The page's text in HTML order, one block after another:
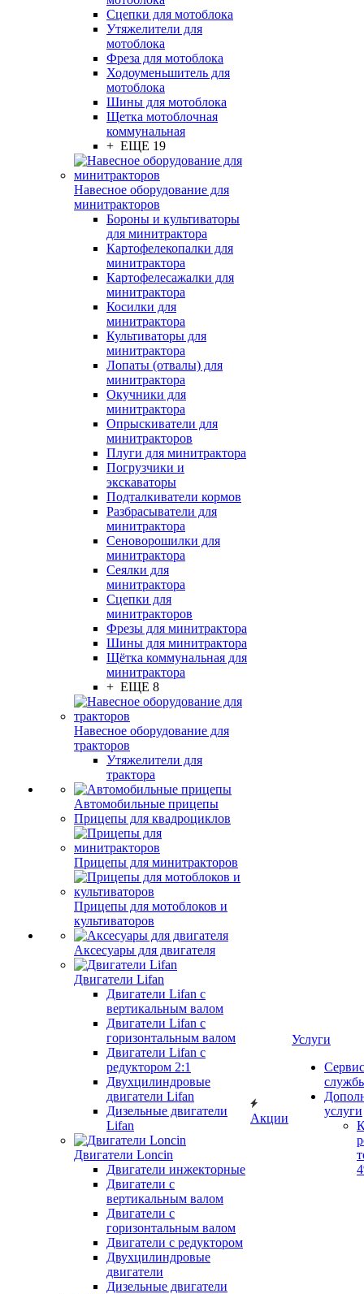
Сцепки для мотоблока
Утяжелители для
мотоблока
Фреза для мотоблока
Ходоуменьшитель для
мотоблока
Шины для мотоблока
Щетка мотоблочная
коммунальная
+ ЕЩЕ 19
Навесное оборудование для
минитракторов
Бороны и культиваторы
для минитрактора
Картофелекопалки для
минитрактора
Картофелесажалки для
минитрактора
Косилки для
минитрактора
Культиваторы для
минитрактора
Лопаты (отвалы) для
минитрактора
Окучники для
минитрактора
Опрыскиватели для
минитракторов
Плуги для минитрактора
Погрузчики и
экскаваторы
Подталкиватели кормов
Разбрасыватели для
минитрактора
Сеноворошилки для
минитрактора
Сеялки для
минитрактора
Сцепки для
минитракторов
Фрезы для минитрактора
Шины для минитрактора
Щётка коммунальная для
минитрактора
+ ЕЩЕ 8
Навесное оборудование для
тракторов
Утяжелители для
трактора
Автомобильные прицепы
Прицепы для квадроциклов
Прицепы для минитракторов
Прицепы для мотоблоков и
культиваторов
Аксесуары для двигателя
Двигатели Lifan
Двигатели Lifan с
вертикальным валом
Двигатели Lifan с
горизонтальным валом
Двигатели Lifan с
редуктором 2:1
Двухцилиндровые
двигатели Lifan
Дизельные двигатели
Lifan
Двигатели Loncin
Двигатели инжекторные
Двигатели с
вертикальным валом
Двигатели с
горизонтальным валом
Двигатели с редуктором
Двухцилиндровые
двигатели
Дизельные двигатели
Акции
Услуги
услуги